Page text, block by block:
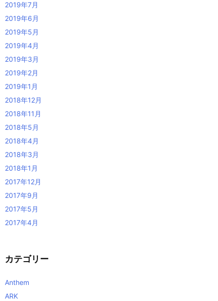
2019年7月
2019年6月
2019年5月
2019年4月
2019年3月
2019年2月
2019年1月
2018年12月
2018年11月
2018年5月
2018年4月
2018年3月
2018年1月
2017年12月
2017年9月
2017年5月
2017年4月
カテゴリー
Anthem
ARK